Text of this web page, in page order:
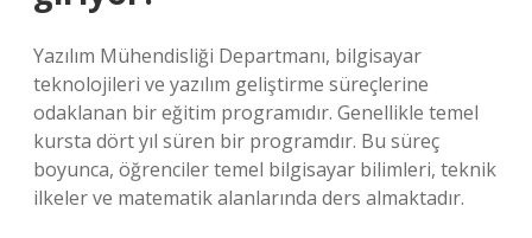
Yazılım Mühendisliği Departmanı, bilgisayar
teknolojileri ve yazılım geliştirme süreçlerine
odaklanan bir eğitim programıdır. Genellikle temel
kursta dört yıl süren bir programdır. Bu süreç
boyunca, öğrenciler temel bilgisayar bilimleri, teknik
ilkeler ve matematik alanlarında ders almaktadır.